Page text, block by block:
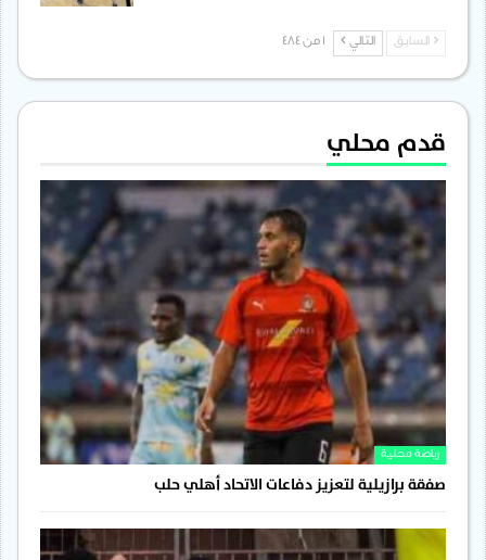
السابق التالي
قدم محلي
رياضة محلية
صفقة برازيلية لتعزيز دفاعات الاتحاد أهلي حلب